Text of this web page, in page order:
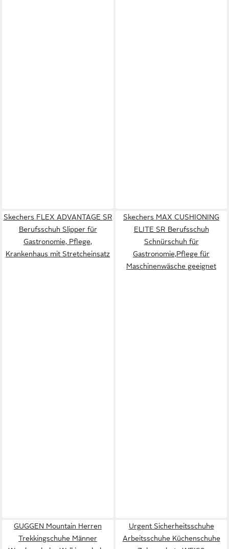
Skechers FLEX ADVANTAGE SR
Berufsschuh Slipper für
Gastronomie, Pflege,
Krankenhaus mit Stretcheinsatz
Skechers MAX CUSHIONING
ELITE SR Berufsschuh
Schnürschuh für
Gastronomie,Pflege für
Maschinenwäsche geeignet
GUGGEN Mountain Herren
Trekkingschuhe Männer
Urgent Sicherheitsschuhe
Arbeitsschuhe Küchenschuhe